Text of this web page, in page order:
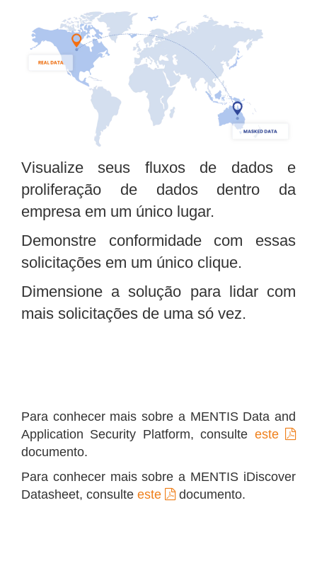
Visualize seus fluxos de dados e
proliferação de dados dentro da
empresa em um único lugar.
Demonstre conformidade com essas
solicitações em um único clique.
Dimensione a solução para lidar com
mais solicitações de uma só vez.
Para conhecer mais sobre a MENTIS Data and
Application Security Platform, consulte este
documento.
Para conhecer mais sobre a MENTIS iDiscover
Datasheet, consulte este documento.